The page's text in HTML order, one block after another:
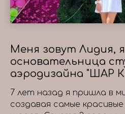
Меня зовут Лидия, я
основательница
аэродизайна "ШАР
7 лет назад я пришла в
создавая самые